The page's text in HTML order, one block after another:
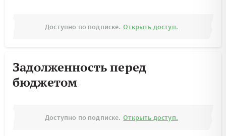
Доступно по подписке. Открыть доступ.
Задолженность перед
бюджетом
Доступно по подписке. Открыть доступ.